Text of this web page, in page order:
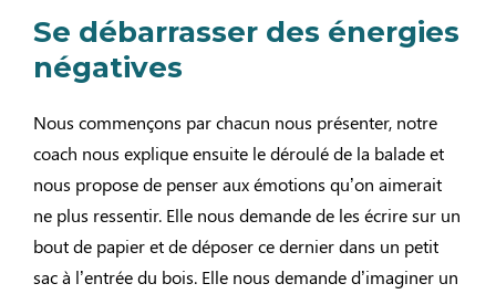
Se débarrasser des énergies
négatives
Nous commençons par chacun nous présenter, notre
coach nous explique ensuite le déroulé de la balade et
nous propose de penser aux émotions qu’on aimerait
ne plus ressentir. Elle nous demande de les écrire sur un
bout de papier et de déposer ce dernier dans un petit
sac à l’entrée du bois. Elle nous demande d’imaginer un